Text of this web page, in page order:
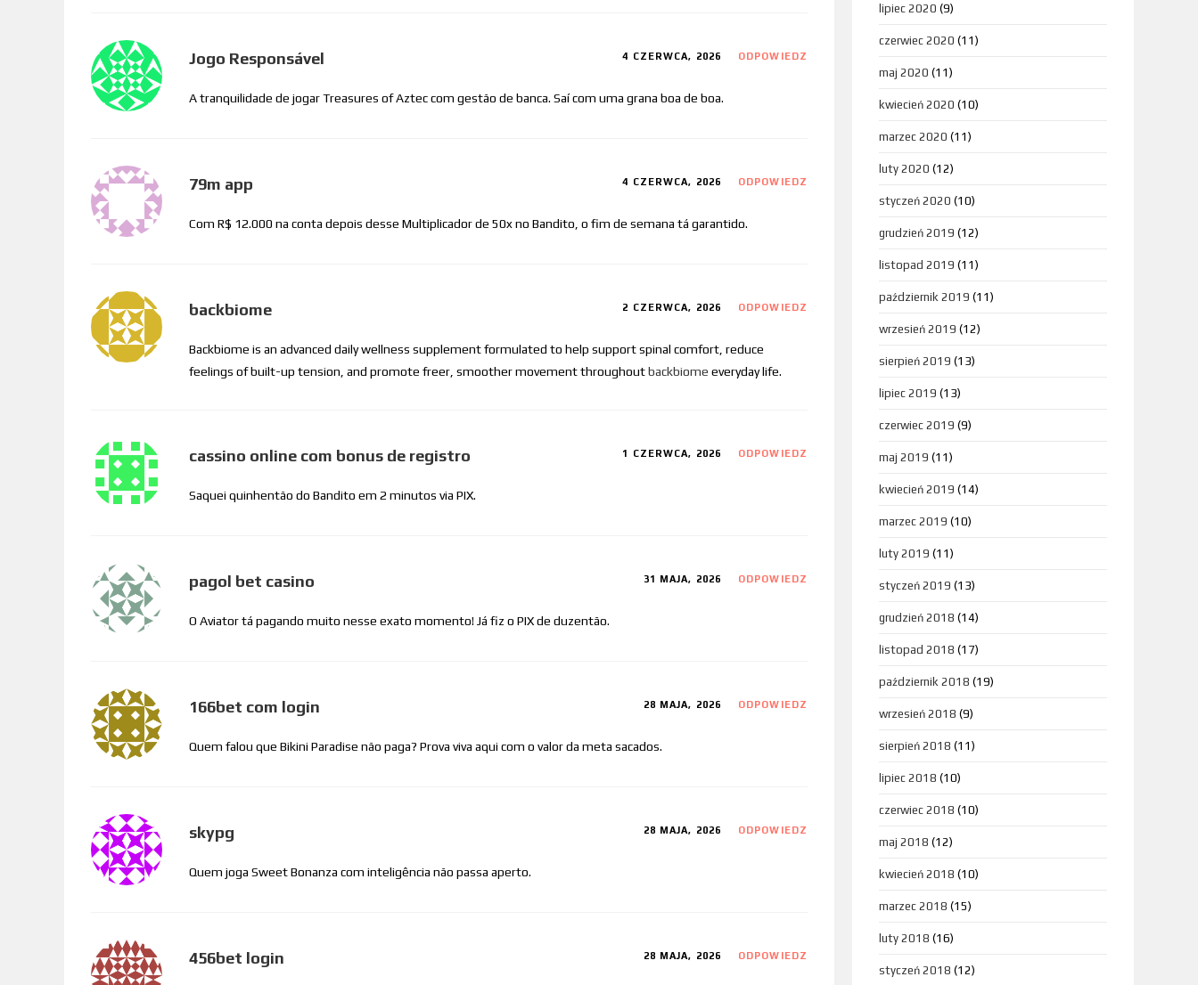
Jogo Responsável 4 CZERWCA, 2026 ODPOWIEDZ
A tranquilidade de jogar Treasures of Aztec com gestão de banca. Saí com uma grana boa de boa.
79m app 4 CZERWCA, 2026 ODPOWIEDZ
Com R$ 12.000 na conta depois desse Multiplicador de 50x no Bandito, o fim de semana tá garantido.
backbiome 2 CZERWCA, 2026 ODPOWIEDZ
Backbiome is an advanced daily wellness supplement formulated to help support spinal comfort, reduce
feelings of built-up tension, and promote freer, smoother movement throughoutbackbiome everyday life.
cassino online com bonus de registro 1 CZERWCA, 2026 ODPOWIEDZ
Saquei quinhentão do Bandito em 2 minutos via PIX.
pagol bet casino 31 MAJA, 2026 ODPOWIEDZ
O Aviator tá pagando muito nesse exato momento! Já fiz o PIX de duzentão.
166bet com login 28 MAJA, 2026 ODPOWIEDZ
Quem falou que Bikini Paradise não paga? Prova viva aqui com o valor da meta sacados.
skypg 28 MAJA, 2026 ODPOWIEDZ
Quem joga Sweet Bonanza com inteligência não passa aperto.
456bet login 28 MAJA, 2026 ODPOWIEDZ
lipiec 2020 (9)
czerwiec 2020 (11)
maj 2020 (11)
kwiecień 2020 (10)
marzec 2020 (11)
luty 2020 (12)
styczeń 2020 (10)
grudzień 2019 (12)
listopad 2019 (11)
październik 2019 (11)
wrzesień 2019 (12)
sierpień 2019 (13)
lipiec 2019 (13)
czerwiec 2019 (9)
maj 2019 (11)
kwiecień 2019 (14)
marzec 2019 (10)
luty 2019 (11)
styczeń 2019 (13)
grudzień 2018 (14)
listopad 2018 (17)
październik 2018 (19)
wrzesień 2018 (9)
sierpień 2018 (11)
lipiec 2018 (10)
czerwiec 2018 (10)
maj 2018 (12)
kwiecień 2018 (10)
marzec 2018 (15)
luty 2018 (16)
styczeń 2018 (12)